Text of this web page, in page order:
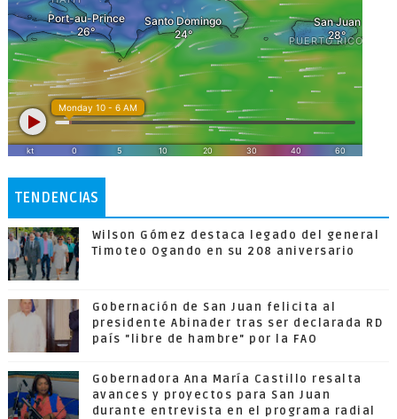
TENDENCIAS
Wilson Gómez destaca legado del general
Timoteo Ogando en su 208 aniversario
Gobernación de San Juan felicita al
presidente Abinader tras ser declarada RD
país "libre de hambre" por la FAO
Gobernadora Ana María Castillo resalta
avances y proyectos para San Juan
durante entrevista en el programa radial